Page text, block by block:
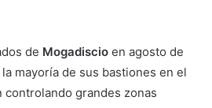
de Mogadiscio en agosto de
mayoría de sus bastiones en el
controlando grandes zonas